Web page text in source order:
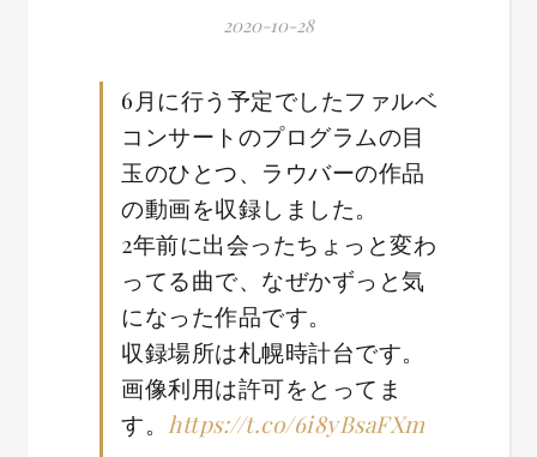
2020-10-28
6月に行う予定でしたファルベ
コンサートのプログラムの目
玉のひとつ、ラウバーの作品
の動画を収録しました。
2年前に出会ったちょっと変わ
ってる曲で、なぜかずっと気
になった作品です。
収録場所は札幌時計台です。
画像利用は許可をとってま
す。 https://t.co/6i8yBsaFXm